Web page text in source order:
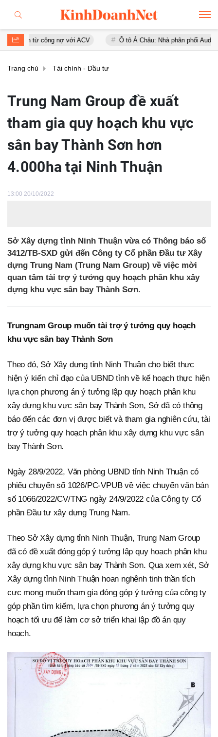
nợ với ACV Ô tô Á Châu: Nhà phân phối Audi tại Việt Nam
Trang chủ Tài chính - Đầu tư
Trung Nam Group đề xuất
tham gia quy hoạch khu vực
sân bay Thành Sơn hơn
4.000ha tại Ninh Thuận
13:00 20/10/2022
Sở Xây dựng tỉnh Ninh Thuận vừa có Thông báo số
3412/TB-SXD gửi đến Công ty Cổ phần Đầu tư Xây
dựng Trung Nam (Trung Nam Group) về việc mời
quan tâm tài trợ ý tưởng quy hoạch phân khu xây
dựng khu vực sân bay Thành Sơn.
Trungnam Group muốn tài trợ ý tưởng quy hoạch
khu vực sân bay Thành Sơn
Theo đó, Sở Xây dựng tỉnh Ninh Thuận cho biết thực
hiện ý kiến chỉ đạo của UBND tỉnh về kế hoạch thực hiện
lựa chọn phương án ý tưởng lập quy hoạch phân khu
xây dựng khu vực sân bay Thành Sơn, Sở đã có thông
báo đến các đơn vị được biết và tham gia nghiên cứu, tài
trợ ý tưởng quy hoạch phân khu xây dựng khu vực sân
bay Thành Sơn.
Ngày 28/9/2022, Văn phòng UBND tỉnh Ninh Thuận có
phiếu chuyển số 1026/PC-VPUB về việc chuyển văn bản
số 1066/2022/CV/TNG ngày 24/9/2022 của Công ty Cổ
phần Đầu tư xây dựng Trung Nam.
Theo Sở Xây dựng tỉnh Ninh Thuận, Trung Nam Group
đã có đề xuất đóng góp ý tưởng lập quy hoạch phân khu
xây dựng khu vực sân bay Thành Sơn. Qua xem xét, Sở
Xây dựng tỉnh Ninh Thuận hoan nghênh tinh thần tích
cực mong muốn tham gia đóng góp ý tưởng của công ty
góp phần tìm kiếm, lựa chọn phương án ý tưởng quy
hoạch tối ưu để làm cơ sở triển khai lập đồ án quy
hoạch.